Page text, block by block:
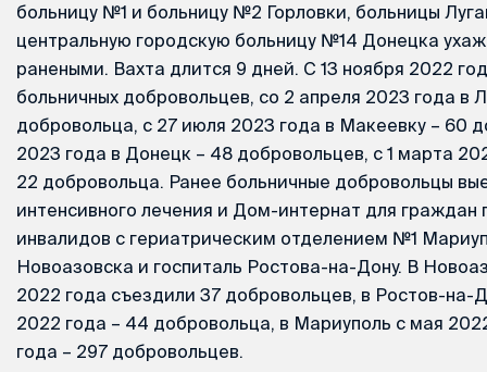
больницу №1 и больницу №2 Горловки, больницы
центральную городскую больницу №14 Донецка
ранеными. Вахта длится 9 дней. С 13 ноября 2022
больничных добровольцев, со 2 апреля 2023 года в
добровольца, с 27 июля 2023 года в Макеевку – 60
2023 года в Донецк – 48 добровольцев, с 1 марта
22 добровольца. Ранее больничные добровольцы
интенсивного лечения и Дом-интернат для граждан
инвалидов с гериатрическим отделением №1
Новоазовска и госпиталь Ростова-на-Дону. В
2022 года съездили 37 добровольцев, в Ростов-на-
2022 года – 44 добровольца, в Мариуполь с мая
года – 297 добровольцев.